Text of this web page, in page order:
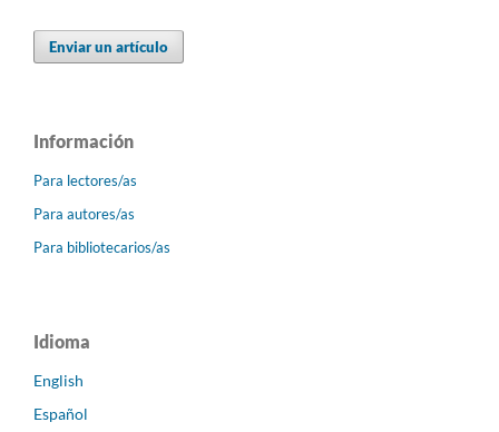
Enviar un artículo
Información
Para lectores/as
Para autores/as
Para bibliotecarios/as
Idioma
English
Español